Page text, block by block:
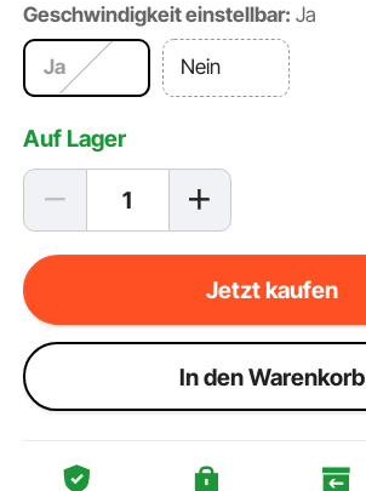
Geschwindigkeit einstellbar: Ja
Ja Nein
Auf Lager
Jetzt kaufen
ln den Warenkorb